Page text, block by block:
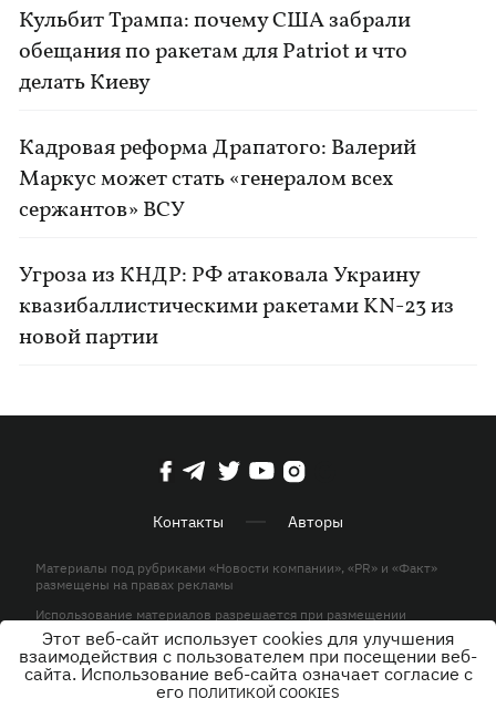
Кульбит Трампа: почему США забрали
обещания по ракетам для Patriot и что
делать Киеву
Кадровая реформа Драпатого: Валерий
Маркус может стать «генералом всех
сержантов» ВСУ
Угроза из КНДР: РФ атаковала Украину
квазибаллистическими ракетами KN-23 из
новой партии
Контакты Авторы
Материалы под рубриками «Новости компании», «PR» и «Факт»
размещены на правах рекламы
Использование материалов разрешается при размещении
активной гиперссылки на KP.UA в первом абзаце.
© ООО «ЮЛАВ МЕДИА»,2026. Все права защищены.
Этот веб-сайт использует cookies для улучшения
взаимодействия с пользователем при посещении веб-
сайта. Использование веб-сайта означает согласие с
его ПОЛИТИКОЙ COOKIES